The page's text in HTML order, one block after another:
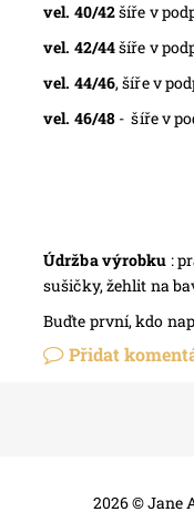
vel. 40/42šíře v
vel. 42/44šíře v
vel. 44/46, šíře v
vel. 46/48 - šíře v
Údržba výrobku :
sušičky, žehlit na
Buďte první, kdo
Přidat
2026 © Jane